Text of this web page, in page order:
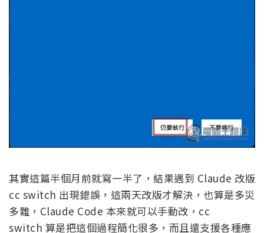
其實這篇半個月前就寫一半了，結果遇到 Claude 改版
cc switch 出現錯誤，這兩天改版才解決，也算是多災
多難，Claude Code 本來就可以手動改，cc
switch 算是把這個過程簡化很多，而且還支援各種應